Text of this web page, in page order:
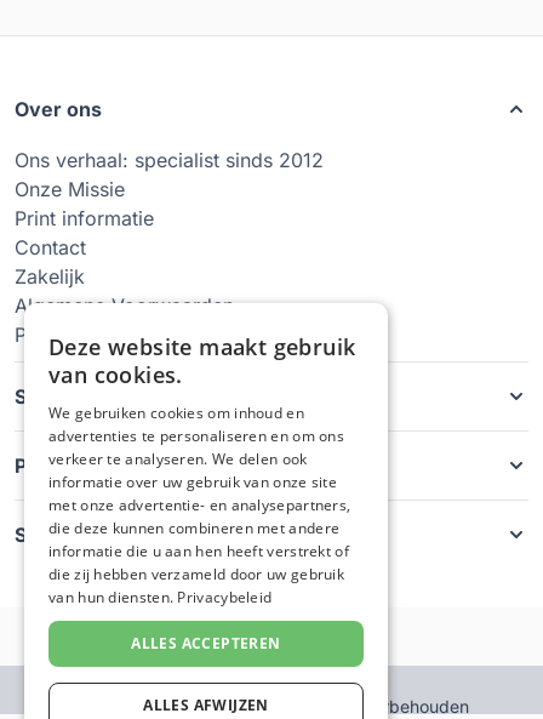
Over ons
Ons verhaal: specialist sinds 2012
Onze Missie
Print informatie
Contact
Zakelijk
Algemene Voorwaarden
Privacy Policy
Soorten hoesjes
Producten
Service
© GsmHoesjeMaken - Alle rechten voorbehouden
Deze website maakt gebruik
van cookies.
We gebruiken cookies om inhoud en
advertenties te personaliseren en om ons
verkeer te analyseren. We delen ook
informatie over uw gebruik van onze site
met onze advertentie- en analysepartners,
die deze kunnen combineren met andere
informatie die u aan hen heeft verstrekt of
die zij hebben verzameld door uw gebruik
van hun diensten. Privacybeleid
ALLES ACCEPTEREN
ALLES AFWIJZEN